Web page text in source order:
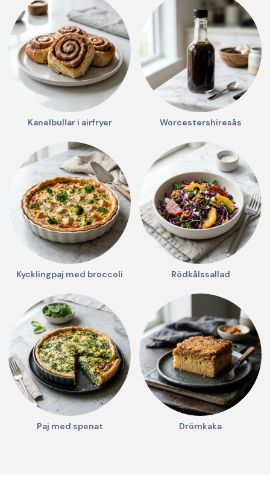
Kanelbullar i airfryer Worcestershiresås
Kycklingpaj med broccoli Rödkålssallad
Paj med spenat Drömkaka